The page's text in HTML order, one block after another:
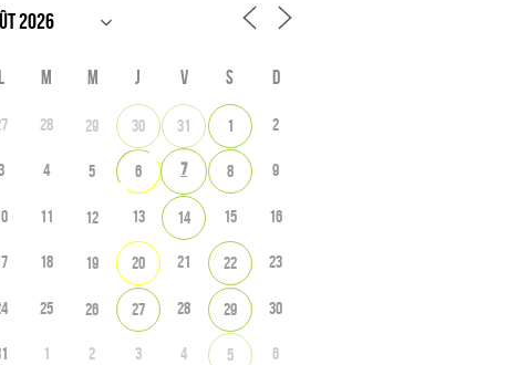
L M M J V S D
28 29 30 31 1 2
4 5 6 7 8 9
11 12 13 14 15 16
18 19 20 21 22 23
25 26 27 28 29 30
1 2 3 4 5 6